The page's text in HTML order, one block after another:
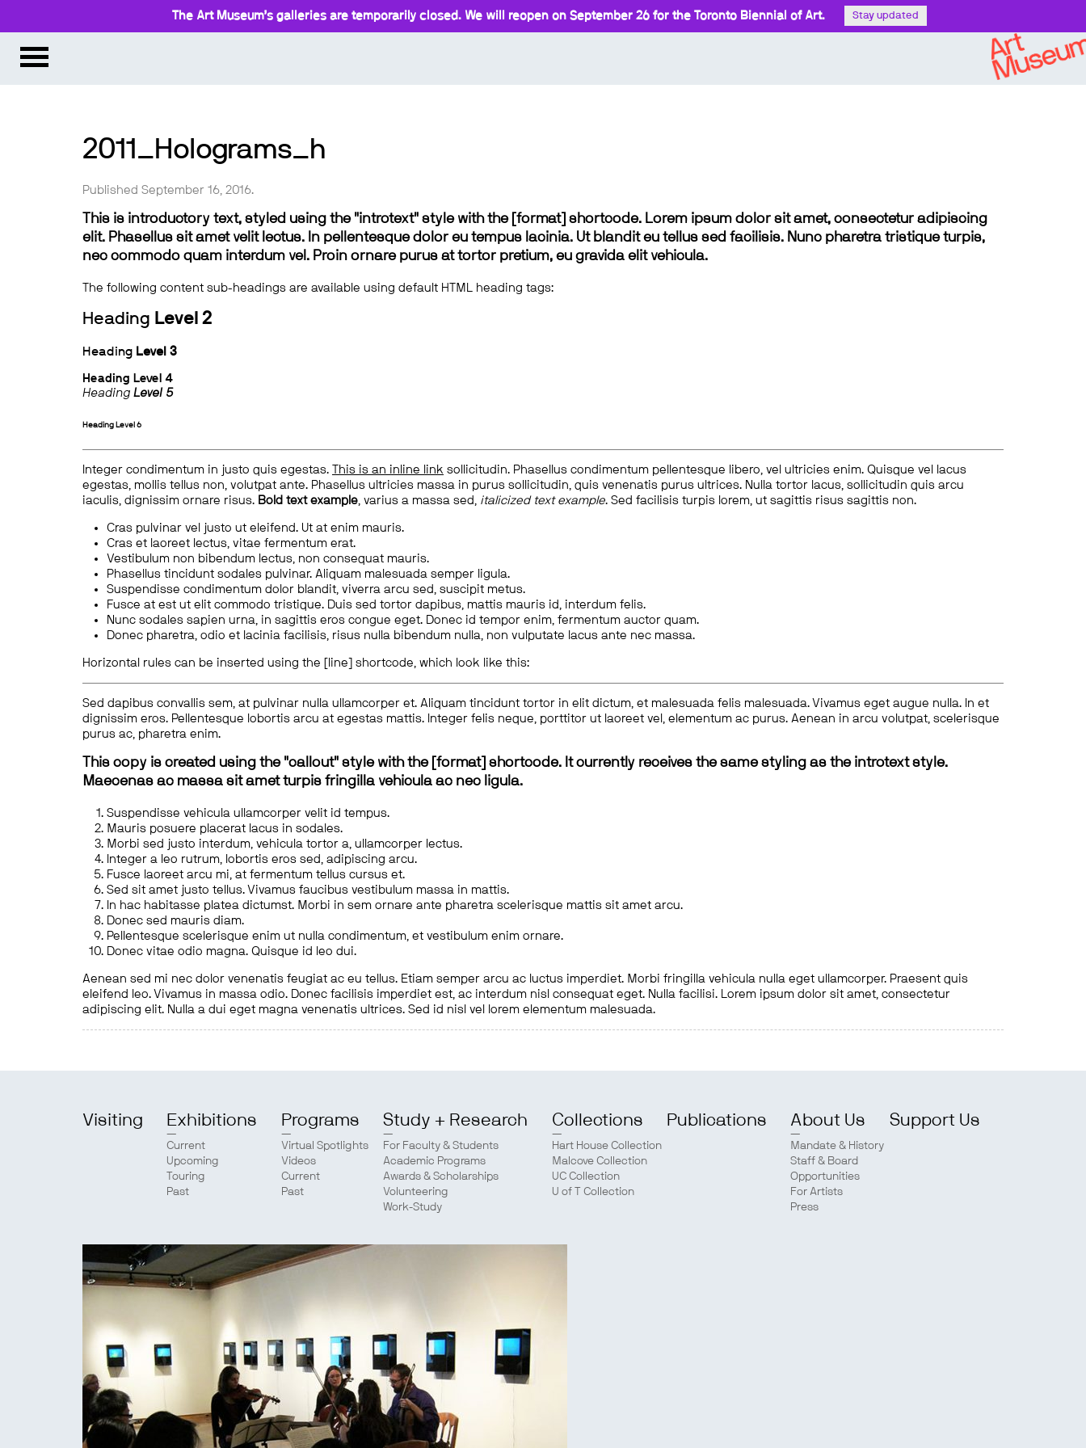
The Art Museum’s galleries are temporarily closed. We will reopen on September 26 for the Toronto Biennial of Art. Stay updated
2011_Holograms_h
Published September 16, 2016.
This is introductory text, styled using the "introtext" style with the [format] shortcode. Lorem ipsum dolor sit amet, consectetur adipiscing
elit. Phasellus sit amet velit lectus. In pellentesque dolor eu tempus lacinia. Ut blandit eu tellus sed facilisis. Nunc pharetra tristique turpis,
nec commodo quam interdum vel. Proin ornare purus at tortor pretium, eu gravida elit vehicula.
The following content sub-headings are available using default HTML heading tags:
Heading Level 2
Heading Level 3
Heading Level 4
Heading Level 5
Heading Level 6
Integer condimentum in justo quis egestas. This is an inline link sollicitudin. Phasellus condimentum pellentesque libero, vel ultricies enim. Quisque vel lacus
egestas, mollis tellus non, volutpat ante. Phasellus ultricies massa in purus sollicitudin, quis venenatis purus ultrices. Nulla tortor lacus, sollicitudin quis arcu
iaculis, dignissim ornare risus. Bold text example, varius a massa sed, italicized text example. Sed facilisis turpis lorem, ut sagittis risus sagittis non.
Cras pulvinar vel justo ut eleifend. Ut at enim mauris.
Cras et laoreet lectus, vitae fermentum erat.
Vestibulum non bibendum lectus, non consequat mauris.
Phasellus tincidunt sodales pulvinar. Aliquam malesuada semper ligula.
Suspendisse condimentum dolor blandit, viverra arcu sed, suscipit metus.
Fusce at est ut elit commodo tristique. Duis sed tortor dapibus, mattis mauris id, interdum felis.
Nunc sodales sapien urna, in sagittis eros congue eget. Donec id tempor enim, fermentum auctor quam.
Donec pharetra, odio et lacinia facilisis, risus nulla bibendum nulla, non vulputate lacus ante nec massa.
Horizontal rules can be inserted using the [line] shortcode, which look like this:
Sed dapibus convallis sem, at pulvinar nulla ullamcorper et. Aliquam tincidunt tortor in elit dictum, et malesuada felis malesuada. Vivamus eget augue nulla. In et
dignissim eros. Pellentesque lobortis arcu at egestas mattis. Integer felis neque, porttitor ut laoreet vel, elementum ac purus. Aenean in arcu volutpat, scelerisque
purus ac, pharetra enim.
This copy is created using the "callout" style with the [format] shortcode. It currently receives the same styling as the introtext style.
Maecenas ac massa sit amet turpis fringilla vehicula ac nec ligula.
Suspendisse vehicula ullamcorper velit id tempus.
Mauris posuere placerat lacus in sodales.
Morbi sed justo interdum, vehicula tortor a, ullamcorper lectus.
Integer a leo rutrum, lobortis eros sed, adipiscing arcu.
Fusce laoreet arcu mi, at fermentum tellus cursus et.
Sed sit amet justo tellus. Vivamus faucibus vestibulum massa in mattis.
In hac habitasse platea dictumst. Morbi in sem ornare ante pharetra scelerisque mattis sit amet arcu.
Donec sed mauris diam.
Pellentesque scelerisque enim ut nulla condimentum, et vestibulum enim ornare.
Donec vitae odio magna. Quisque id leo dui.
Aenean sed mi nec dolor venenatis feugiat ac eu tellus. Etiam semper arcu ac luctus imperdiet. Morbi fringilla vehicula nulla eget ullamcorper. Praesent quis
eleifend leo. Vivamus in massa odio. Donec facilisis imperdiet est, ac interdum nisl consequat eget. Nulla facilisi. Lorem ipsum dolor sit amet, consectetur
adipiscing elit. Nulla a dui eget magna venenatis ultrices. Sed id nisl vel lorem elementum malesuada.
Visiting Exhibitions
Current
Upcoming
Touring
Past
Programs
Virtual Spotlights
Videos
Current
Past
Study + Research
For Faculty & Students
Academic Programs
Awards & Scholarships
Volunteering
Work-Study
Collections
Hart House Collection
Malcove Collection
UC Collection
U of T Collection
Publications About Us
Mandate & History
Staff & Board
Opportunities
For Artists
Press
Support Us